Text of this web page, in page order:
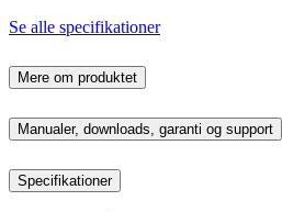
Se alle specifikationer
Mere om produktet
Manualer, downloads, garanti og support
Specifikationer